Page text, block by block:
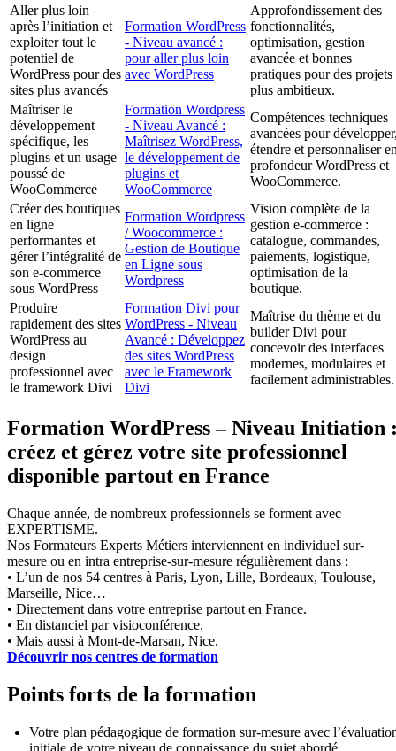
Aller plus loin
après l’initiation et
exploiter tout le
potentiel de
WordPress pour des
sites plus avancés
Formation WordPress
- Niveau avancé :
pour aller plus loin
avec WordPress
Approfondissement des
fonctionnalités,
optimisation, gestion
avancée et bonnes
pratiques pour des projets
plus ambitieux.
Maîtriser le
développement
spécifique, les
plugins et un usage
poussé de
WooCommerce
Formation Wordpress
- Niveau Avancé :
Maîtrisez WordPress,
le développement de
plugins et
WooCommerce
Compétences techniques
avancées pour
étendre et personnaliser
profondeur WordPress et
WooCommerce.
Créer des boutiques
en ligne
performantes et
gérer l’intégralité de
son e-commerce
sous WordPress
Formation Wordpress
/ Woocommerce :
Gestion de Boutique
en Ligne sous
Wordpress
Vision complète de la
gestion e-commerce :
catalogue, commandes,
paiements, logistique,
optimisation de la
boutique.
Produire
rapidement des sites
WordPress au
design
professionnel avec
le framework Divi
Formation Divi pour
WordPress - Niveau
Avancé : Développez
des sites WordPress
avec le Framework
Divi
Maîtrise du thème et du
builder Divi pour
concevoir des interfaces
modernes, modulaires et
facilement administrables.
Formation WordPress – Niveau Initiation
créez et gérez votre site professionnel
disponible partout en France
Chaque année, de nombreux professionnels se forment avec
EXPERTISME.
Nos Formateurs Experts Métiers interviennent en individuel sur-
mesure ou en intra entreprise-sur-mesure régulièrement dans :
• L’un de nos 54 centres à Paris, Lyon, Lille, Bordeaux, Toulouse,
Marseille, Nice…
• Directement dans votre entreprise partout en France.
• En distanciel par visioconférence.
• Mais aussi à Mont-de-Marsan, Nice.
Découvrir nos centres de formation
Points forts de la formation
Votre plan pédagogique de formation sur-mesure avec
initiale de votre niveau de connaissance du sujet abordé